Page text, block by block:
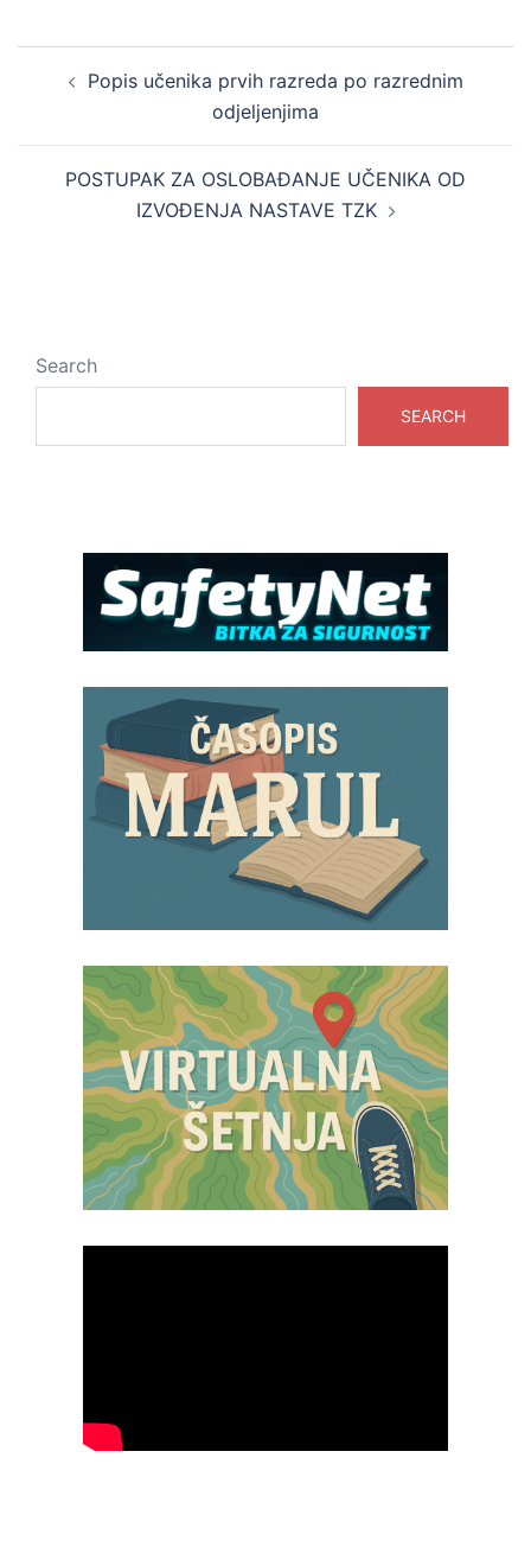
navigation
Popis učenika prvih razreda po razrednim
odjeljenjima
POSTUPAK ZA OSLOBAĐANJE UČENIKA OD
IZVOĐENJA NASTAVE TZK
Search
SEARCH